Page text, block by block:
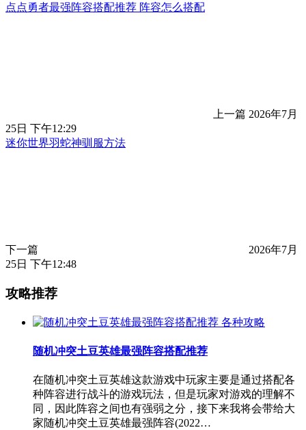
点点勇者最强阵容搭配推荐 阵容怎么搭配
上一篇 2026年7月
25日 下午12:29
迷你世界羽蛇神驯服方法
下一篇
2026年7月
25日 下午12:48
攻略推荐
各种攻略
随机冲突土豆英雄最强阵容搭配推荐
在随机冲突土豆英雄这款游戏中玩家主要是通过搭配各
种阵容进行战斗的游戏玩法，但是玩家对游戏的理解不
同，因此阵容之间也有强弱之分，接下来我将会带给大
家随机冲突土豆英雄最强阵容(2022…